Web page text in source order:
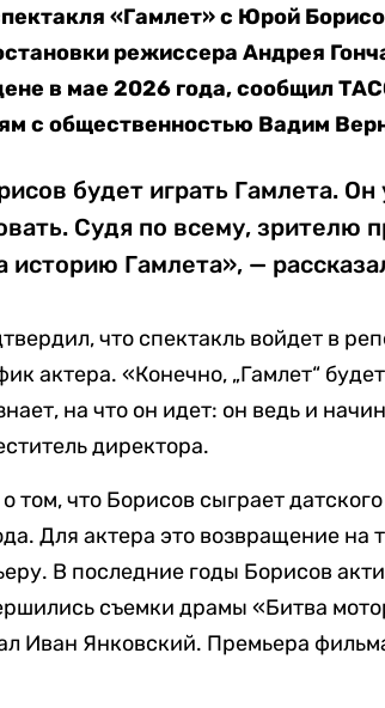
«Гамлет» с Юрой
режиссера Андрея
в мае 2026 года, сообщил
с общественностью Вадим
будет играть Гамлета.
Судя по всему, зрителю
историю Гамлета», —
что спектакль войдет в
актера. «Конечно, „Гамлет“
на что он идет: он ведь и
директора.
том, что Борисов сыграет
Для актера это возвращение на
В последние годы Борисов
съемки драмы «Битва
Иван Янковский. Премьера